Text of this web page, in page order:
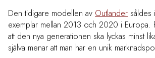
Den tidigare modellen av Outlander
exemplar mellan 2013 och 2020 i Europa.
att den nya generationen ska lyckas minst
själva menar att man har en unik